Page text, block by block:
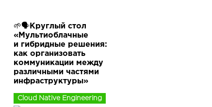
🌱🗣Круглый стол
«Мультиоблачные
и гибридные решения:
как организовать
коммуникации между
различными частями
инфраструктуры»
Cloud Native Engineering